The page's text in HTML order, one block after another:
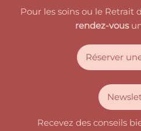
Pour les soins ou le Retrait
rendez-vous
Réserver
Recevez des conseils